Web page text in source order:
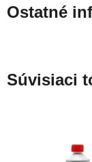
Ostatné
Súvisiaci